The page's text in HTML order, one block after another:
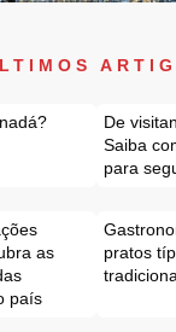
De
Saiba
para
as
país
pratos